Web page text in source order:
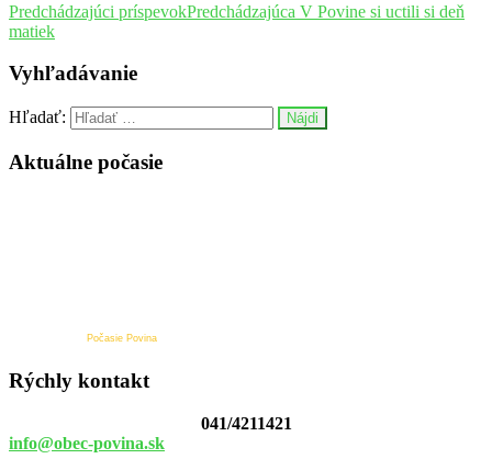
Predchádzajúci príspevokPredchádzajúca V Povine si uctili si deň
matiek
Vyhľadávanie
Hľadať:
Aktuálne počasie
Počasie Povina
Rýchly kontakt
041/4211421
info@obec-povina.sk